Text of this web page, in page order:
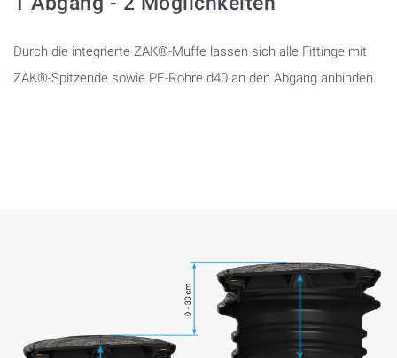
Durch die integrierte ZAK®-Muffe lassen sich alle Fittinge mit
ZAK®-Spitzende sowie PE-Rohre d40 an den Abgang anbinden.